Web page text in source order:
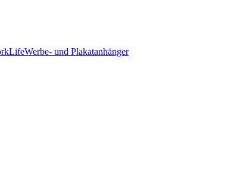
Werbe- und Plakatanhänger